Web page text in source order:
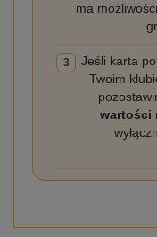
ma
3
Jeśli karta
Twoim
wartości